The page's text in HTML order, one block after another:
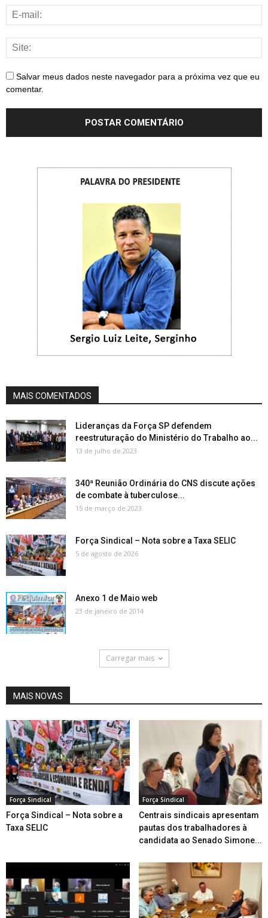
Salvar meus dados neste navegador para a próxima vez que eu
comentar.
MAIS COMENTADOS
Lideranças da Força SP defendem
reestruturação do Ministério do Trabalho ao...
13 de julho de 2023
340ª Reunião Ordinária do CNS discute ações
de combate à tuberculose...
15 de março de 2023
Força Sindical – Nota sobre a Taxa SELIC
5 de agosto de 2026
Anexo 1 de Maio web
23 de janeiro de 2014
Carregar mais
MAIS NOVAS
Força Sindical
Força Sindical – Nota sobre a
Taxa SELIC
Força Sindical
Centrais sindicais apresentam
pautas dos trabalhadores à
candidata ao Senado Simone...